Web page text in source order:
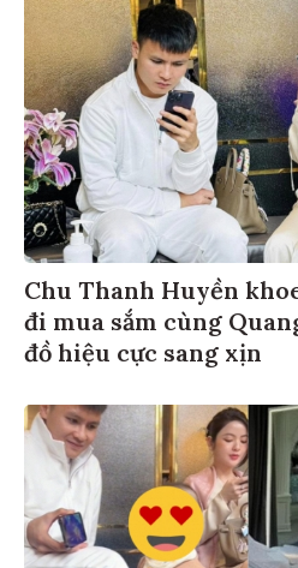
Chu Thanh Huyền
đi mua sắm cùng
đồ hiệu cực sang xịn